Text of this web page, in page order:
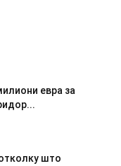
евра за
што